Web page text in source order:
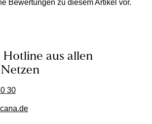
Bewertungen zu diesem Artikel vor.
Hotline aus allen
30